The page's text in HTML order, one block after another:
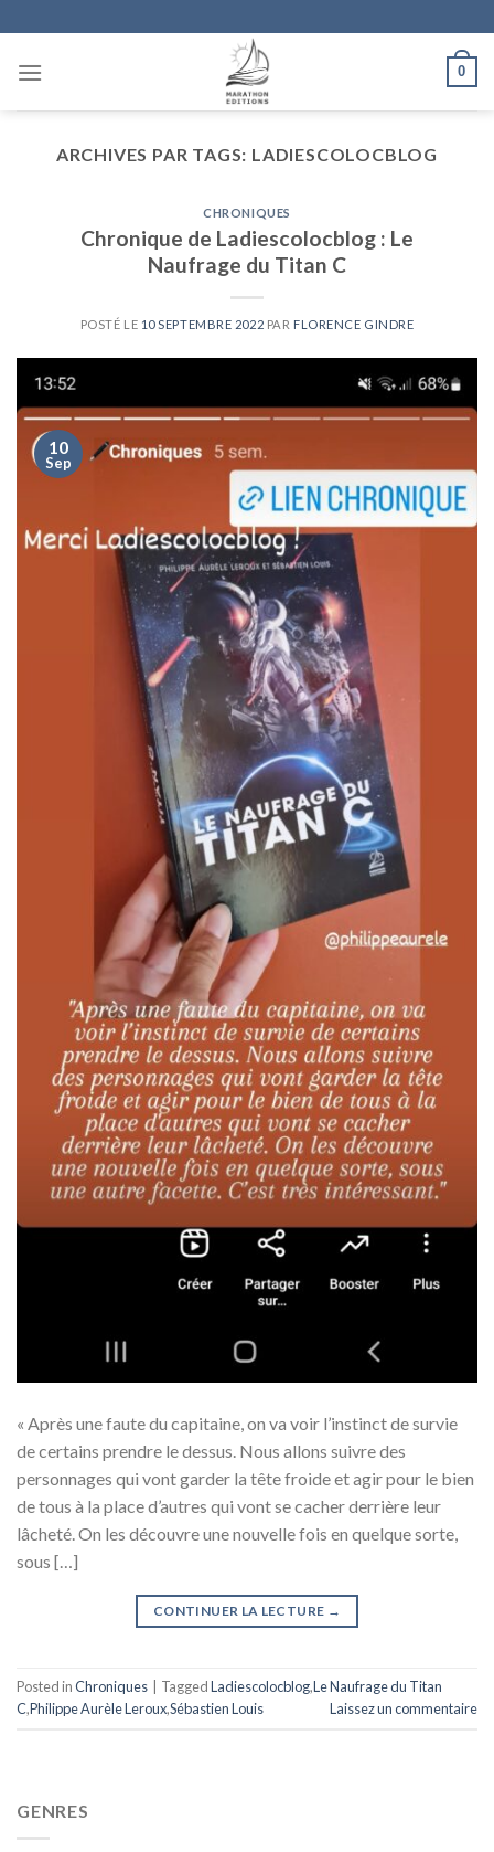
to
content
0
ARCHIVES PAR TAGS: LADIESCOLOCBLOG
CHRONIQUES
Chronique de Ladiescolocblog : Le
Naufrage du Titan C
POSTÉ LE 10 SEPTEMBRE 2022 PAR FLORENCE GINDRE
10
Sep
« Après une faute du capitaine, on va voir l’instinct de survie
de certains prendre le dessus. Nous allons suivre des
personnages qui vont garder la tête froide et agir pour le bien
de tous à la place d’autres qui vont se cacher derrière leur
lâcheté. On les découvre une nouvelle fois en quelque sorte,
sous […]
CONTINUER LA LECTURE →
Posted inChroniques TaggedLadiescolocblog,Le Naufrage du Titan
C,Philippe Aurèle Leroux,Sébastien Louis Laissez un commentaire
GENRES